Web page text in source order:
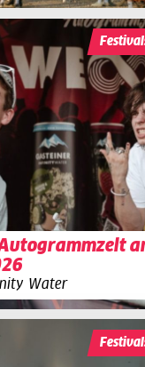
Autogrammzelt
Water